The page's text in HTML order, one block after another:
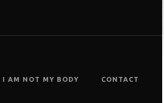
I AM NOT MY BODY CONTACT